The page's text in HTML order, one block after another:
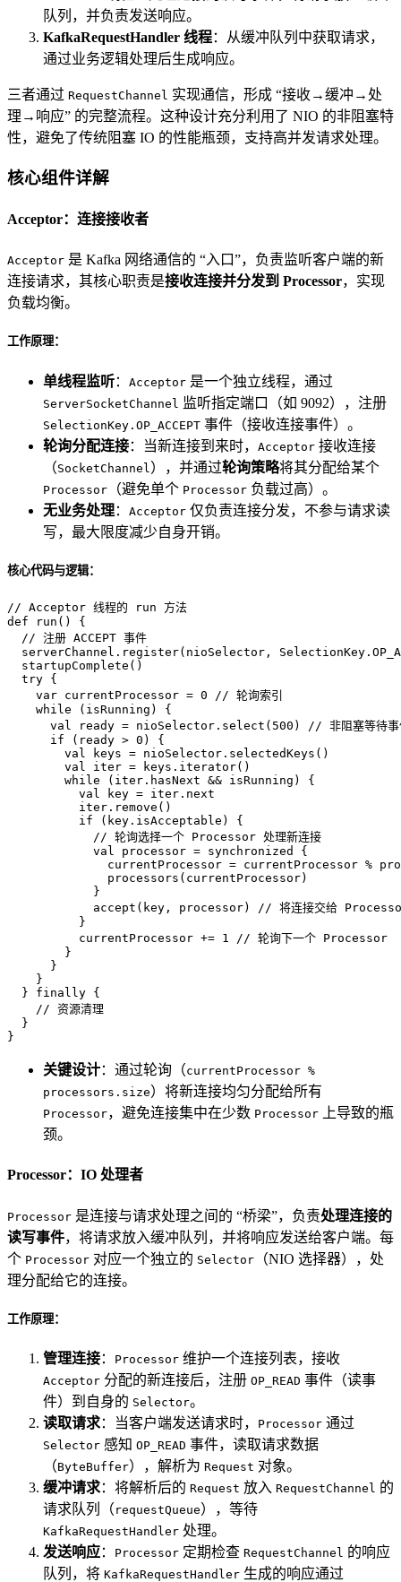
队列，并负责发送响应。
KafkaRequestHandler 线程：从缓冲队列中获取请求，
通过业务逻辑处理后生成响应。
三者通过 RequestChannel 实现通信，形成 “接收→缓冲→处
理→响应” 的完整流程。这种设计充分利用了 NIO 的非阻塞特
性，避免了传统阻塞 IO 的性能瓶颈，支持高并发请求处理。
核心组件详解
Acceptor：连接接收者
Acceptor 是 Kafka 网络通信的 “入口”，负责监听客户端的新
连接请求，其核心职责是接收连接并分发到 Processor，实现
负载均衡。
工作原理：
单线程监听： Acceptor 是一个独立线程，通过
ServerSocketChannel 监听指定端口（如 9092），注册
SelectionKey.OP_ACCEPT 事件（接收连接事件）。
轮询分配连接：当新连接到来时， Acceptor 接收连接
（SocketChannel ），并通过轮询策略将其分配给某个
Processor （避免单个 Processor 负载过高）。
无业务处理： Acceptor 仅负责连接分发，不参与请求读
写，最大限度减少自身开销。
核心代码与逻辑：
// Acceptor 线程的 run 方法
def
run () {
// 注册 ACCEPT 事件
  serverChannel.register(nioSelector,
SelectionKey .
  startupComplete()
try {
var currentProcessor = 0
// 轮询索引
while (isRunning) {
val ready = nioSelector.select( 500 ) // 非阻塞等待事
if (ready > 0 ) {
val keys = nioSelector.selectedKeys()
val iter = keys.iterator()
while (iter.hasNext && isRunning) {
val key = iter.next
          iter.remove()
if (key.isAcceptable) {
// 轮询选择一个 Processor 处理新连接
val processor = synchronized {
currentProcessor = currentProcessor %
              processors(currentProcessor)
            }
            accept(key, processor)
// 将连接交给
          }
          currentProcessor +=
1
// 轮询下一个 Processor
        }
      }
    }
  }
finally {
// 资源清理
  }
}
关键设计：通过轮询（currentProcessor %
processors.size）将新连接均匀分配给所有
Processor，避免连接集中在少数 Processor 上导致的瓶
颈。
Processor：IO 处理者
Processor 是连接与请求处理之间的 “桥梁”，负责处理连接的
读写事件，将请求放入缓冲队列，并将响应发送给客户端。每
个 Processor 对应一个独立的 Selector （NIO 选择器），处
理分配给它的连接。
工作原理：
管理连接： Processor 维护一个连接列表，接收
Acceptor 分配的新连接后，注册 OP_READ 事件（读事
件）到自身的 Selector。
读取请求：当客户端发送请求时， Processor 通过
Selector 感知 OP_READ 事件，读取请求数据
（ByteBuffer），解析为 Request 对象。
缓冲请求：将解析后的 Request 放入 RequestChannel 的
请求队列（ requestQueue），等待
KafkaRequestHandler 处理。
发送响应： Processor 定期检查 RequestChannel 的响应
队列，将 KafkaRequestHandler 生成的响应通过